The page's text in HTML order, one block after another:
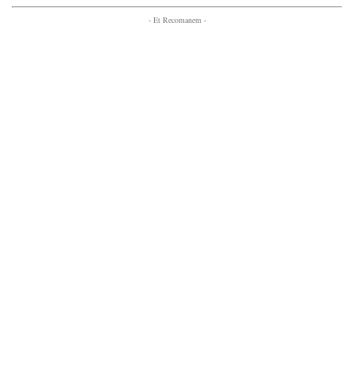
- Et Recomanem -